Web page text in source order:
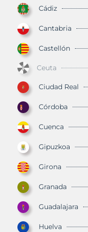
Cádiz
Cantabria
Castellón
Ceuta
Ciudad Real
Córdoba
Cuenca
Gipuzkoa
Girona
Granada
Guadalajara
Huelva